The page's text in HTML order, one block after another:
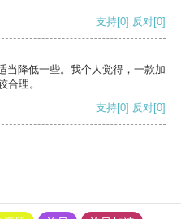
支持[0] 反对[0]
当降低一些。我个人觉得，一款加
合理。
支持[0] 反对[0]